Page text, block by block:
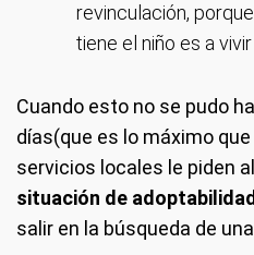
revinculación,
tiene el niño es a
Cuando esto no se pudo
días(que es lo máximo
servicios locales le piden
situación de adoptabilidad
salir en la búsqueda de